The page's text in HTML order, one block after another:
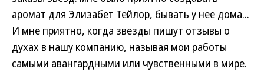
аромат для Элизабет Тейлор, бывать у нее дома...
И мне приятно, когда звезды пишут отзывы о
духах в нашу компанию, называя мои работы
самыми авангардными или чувственными в мире.